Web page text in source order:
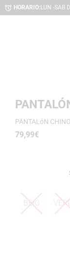
HORARIO: LUN -SAB
PANTALóN
79,99€
BEIG